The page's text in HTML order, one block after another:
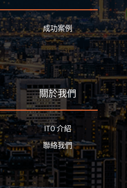
成功案例
關於我們
ITO 介紹
聯絡我們